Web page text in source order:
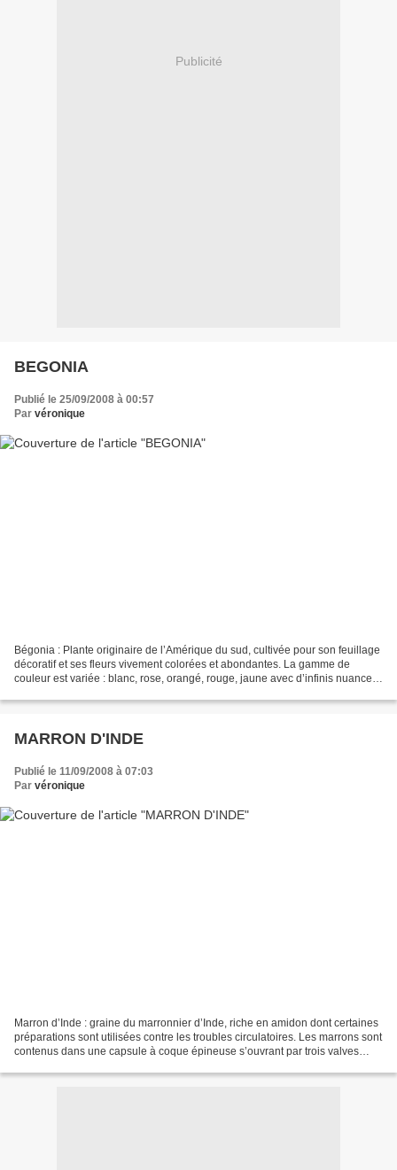
Publicité
BEGONIA
Publié le 25/09/2008 à 00:57
Par véronique
Bégonia : Plante originaire de l’Amérique du sud, cultivée pour son feuillage
décoratif et ses fleurs vivement colorées et abondantes. La gamme de
couleur est variée : blanc, rose, orangé, rouge, jaune avec d’infinis nuances.
MARRON D'INDE
Publié le 11/09/2008 à 07:03
Par véronique
Marron d’Inde : graine du marronnier d’Inde, riche en amidon dont certaines
préparations sont utilisées contre les troubles circulatoires. Les marrons sont
contenus dans une capsule à coque épineuse s’ouvrant par trois valves